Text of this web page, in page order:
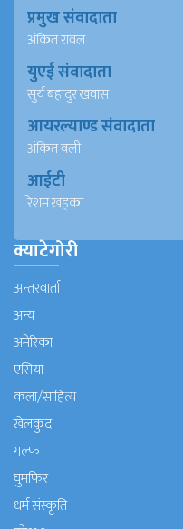
प्रमुख संवादाता
अंकित रावल
युएई संवादाता
सुर्य बहादुर खवास
आयरल्याण्ड संवादाता
अंकित वली
आईटी
रेशम खड्का
क्याटेगोरी
अन्तरवार्ता
अन्य
अमेरिका
एसिया
कला/साहित्य
खेलकुद
गल्फ
घुमफिर
धर्म संस्कृति